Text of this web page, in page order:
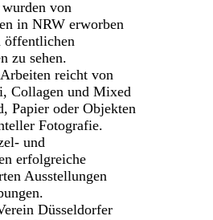
von
in NRW erworben
öffentlichen
zu sehen.
reicht von
Collagen und Mixed
Papier oder Objekten
Fotografie.
und
erfolgreiche
Ausstellungen
Düsseldorfer